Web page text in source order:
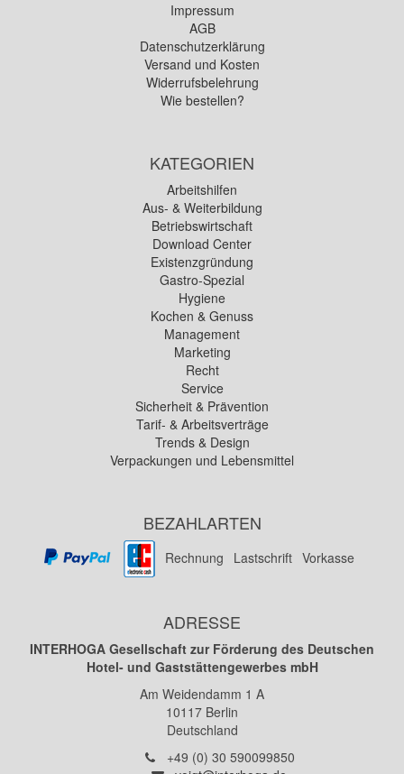
Impressum
AGB
Datenschutzerklärung
Versand und Kosten
Widerrufsbelehrung
Wie bestellen?
KATEGORIEN
Arbeitshilfen
Aus- & Weiterbildung
Betriebswirtschaft
Download Center
Existenzgründung
Gastro-Spezial
Hygiene
Kochen & Genuss
Management
Marketing
Recht
Service
Sicherheit & Prävention
Tarif- & Arbeitsverträge
Trends & Design
Verpackungen und Lebensmittel
BEZAHLARTEN
Rechnung Lastschrift Vorkasse
ADRESSE
INTERHOGA Gesellschaft zur Förderung des Deutschen
Hotel- und Gaststättengewerbes mbH
Am Weidendamm 1 A
10117 Berlin
Deutschland
Telefon:
+49 (0) 30 590099850